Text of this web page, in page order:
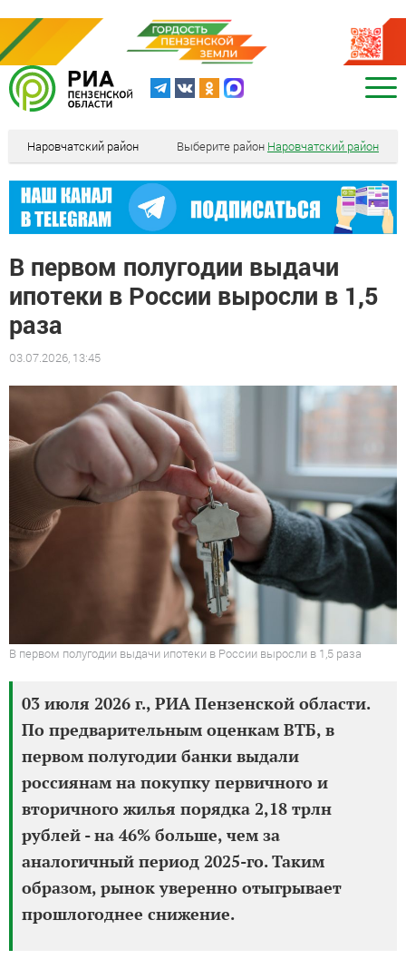
Наровчатский район Выберите район Наровчатский район
В первом полугодии выдачи
ипотеки в России выросли в 1,5
раза
03.07.2026, 13:45
В первом полугодии выдачи ипотеки в России выросли в 1,5 раза
03 июля 2026 г., РИА Пензенской области.
По предварительным оценкам ВТБ, в
первом полугодии банки выдали
россиянам на покупку первичного и
вторичного жилья порядка 2,18 трлн
рублей - на 46% больше, чем за
аналогичный период 2025-го. Таким
образом, рынок уверенно отыгрывает
прошлогоднее снижение.